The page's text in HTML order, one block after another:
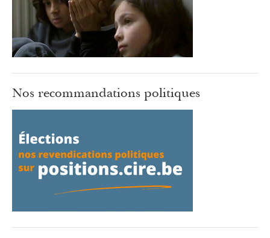
Nos recommandations politiques